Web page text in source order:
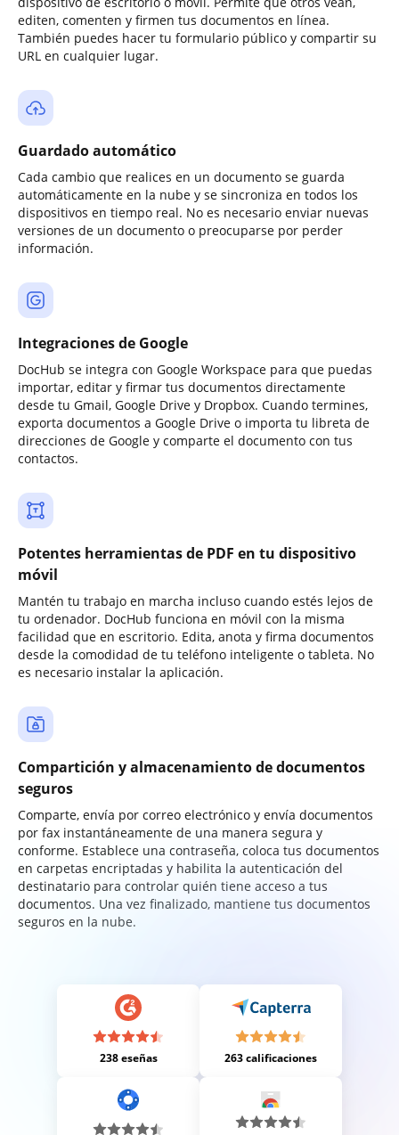
editen, comenten y firmen tus documentos en línea.
También puedes hacer tu formulario público y compartir su
URL en cualquier lugar.
Guardado automático
Cada cambio que realices en un documento se guarda
automáticamente en la nube y se sincroniza en todos los
dispositivos en tiempo real. No es necesario enviar nuevas
versiones de un documento o preocuparse por perder
información.
Integraciones de Google
DocHub se integra con Google Workspace para que puedas
importar, editar y firmar tus documentos directamente
desde tu Gmail, Google Drive y Dropbox. Cuando termines,
exporta documentos a Google Drive o importa tu libreta de
direcciones de Google y comparte el documento con tus
contactos.
Potentes herramientas de PDF en tu dispositivo
móvil
Mantén tu trabajo en marcha incluso cuando estés lejos de
tu ordenador. DocHub funciona en móvil con la misma
facilidad que en escritorio. Edita, anota y firma documentos
desde la comodidad de tu teléfono inteligente o tableta. No
es necesario instalar la aplicación.
Compartición y almacenamiento de documentos
seguros
Comparte, envía por correo electrónico y envía documentos
por fax instantáneamente de una manera segura y
conforme. Establece una contraseña, coloca tus documentos
en carpetas encriptadas y habilita la autenticación del
destinatario para controlar quién tiene acceso a tus
documentos. Una vez finalizado, mantiene tus documentos
seguros en la nube.
238 eseñas 263 calificaciones